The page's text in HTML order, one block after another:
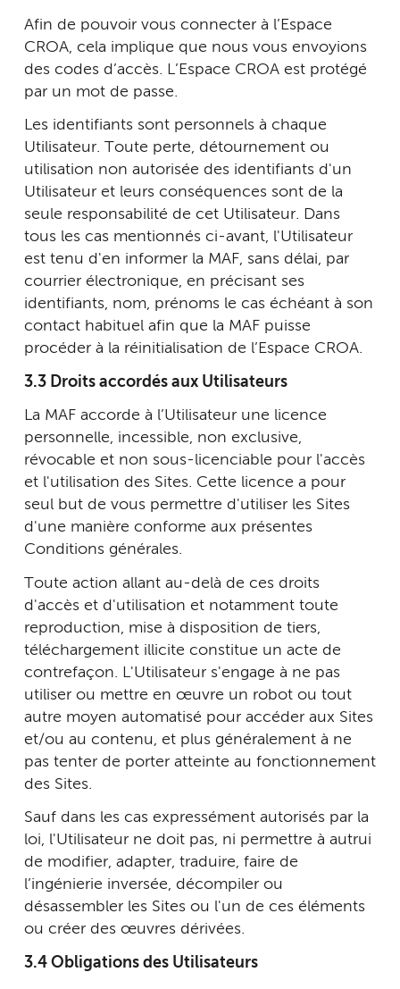
Afin de pouvoir vous connecter à l’Espace
CROA, cela implique que nous vous envoyions
des codes d’accès. L’Espace CROA est protégé
par un mot de passe.
Les identifiants sont personnels à chaque
Utilisateur. Toute perte, détournement ou
utilisation non autorisée des identifiants d'un
Utilisateur et leurs conséquences sont de la
seule responsabilité de cet Utilisateur. Dans
tous les cas mentionnés ci-avant, l'Utilisateur
est tenu d'en informer la MAF, sans délai, par
courrier électronique, en précisant ses
identifiants, nom, prénoms le cas échéant à son
contact habituel afin que la MAF puisse
procéder à la réinitialisation de l’Espace CROA.
3.3 Droits accordés aux Utilisateurs
La MAF accorde à l’Utilisateur une licence
personnelle, incessible, non exclusive,
révocable et non sous-licenciable pour l'accès
et l'utilisation des Sites. Cette licence a pour
seul but de vous permettre d'utiliser les Sites
d'une manière conforme aux présentes
Conditions générales.
Toute action allant au-delà de ces droits
d'accès et d'utilisation et notamment toute
reproduction, mise à disposition de tiers,
téléchargement illicite constitue un acte de
contrefaçon. L'Utilisateur s'engage à ne pas
utiliser ou mettre en œuvre un robot ou tout
autre moyen automatisé pour accéder aux Sites
et/ou au contenu, et plus généralement à ne
pas tenter de porter atteinte au fonctionnement
des Sites.
Sauf dans les cas expressément autorisés par la
loi, l'Utilisateur ne doit pas, ni permettre à autrui
de modifier, adapter, traduire, faire de
l’ingénierie inversée, décompiler ou
désassembler les Sites ou l'un de ces éléments
ou créer des œuvres dérivées.
3.4 Obligations des Utilisateurs